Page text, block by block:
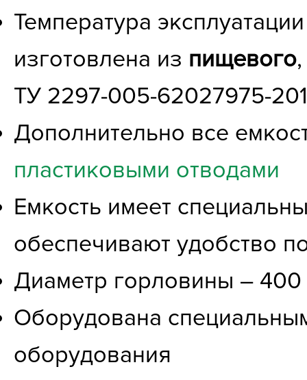
Температура
изготовлена из пищевого
ТУ 2297-005-62027975-
Дополнительно все
пластиковыми отводами
Емкость имеет
обеспечивают удобство
Диаметр горловины –
Оборудована
оборудования